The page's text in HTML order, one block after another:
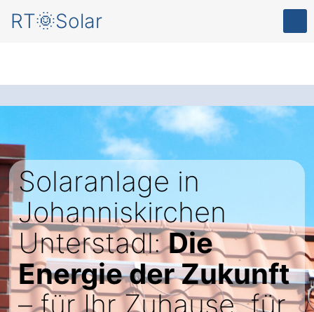
RT🌞Solar
Solaranlage in
Johanniskirchen
Unterstadl:Die
Energie der Zukunft
– für Ihr Zuhause, für